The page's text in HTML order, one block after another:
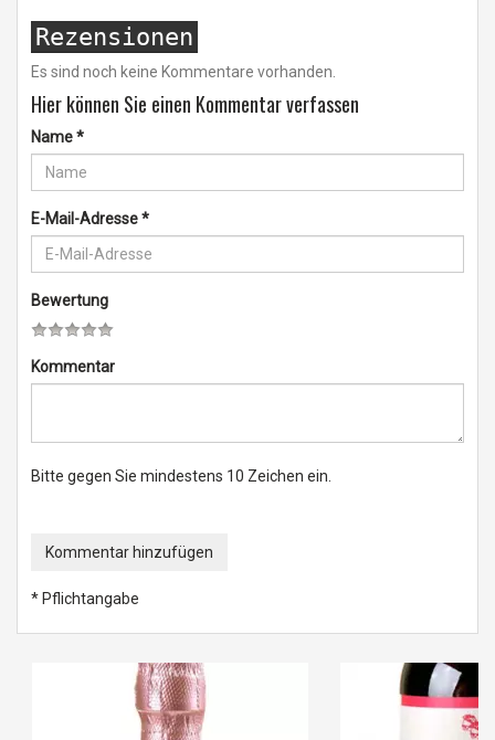
Rezensionen
Es sind noch keine Kommentare vorhanden.
Hier können Sie einen Kommentar verfassen
Name*
E-Mail-Adresse*
Bewertung
Kommentar
Bitte gegen Sie mindestens 10 Zeichen ein.
Kommentar hinzufügen
* Pflichtangabe